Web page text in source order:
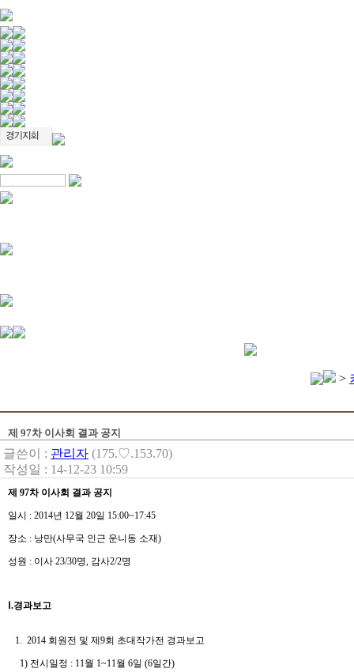
>
제 97차 이사회 결과 공지
글쓴이 : 관리자 (175.♡.153.70)
작성일 : 14-12-23 10:59
제 97차 이사회 결과 공지
일시 : 2014년 12월 20일 15:00~17:45
장소 : 낭만(사무국 인근 운니동 소재)
성원 : 이사 23/30명, 감사2/2명
Ⅰ.경과보고
1. 2014 회원전 및 제9회 초대작가전 경과보고
1) 전시일정 : 11월 1~11월 6일 (6일간)